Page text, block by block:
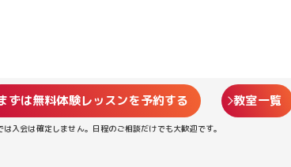
ずは無料体験レッスンを予約する
は入会は確定しません。日程のご相談だけでも大歓迎です。
教室一覧